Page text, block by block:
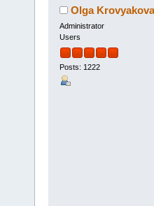
Olga
Administrator
Users
Posts: 1222